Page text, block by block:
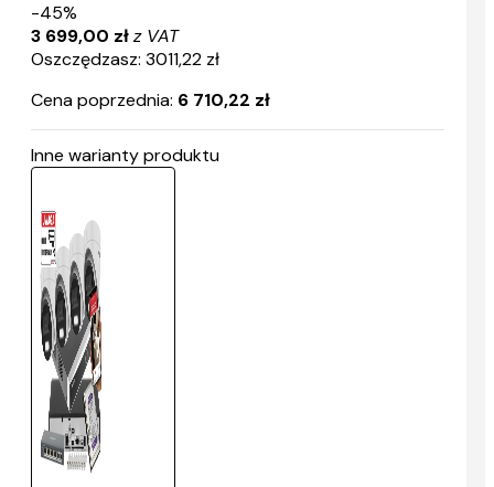
-45%
3 699,00 złz VAT
Oszczędzasz: 3011,22 zł
Cena poprzednia: 6 710,22 zł
Inne warianty produktu